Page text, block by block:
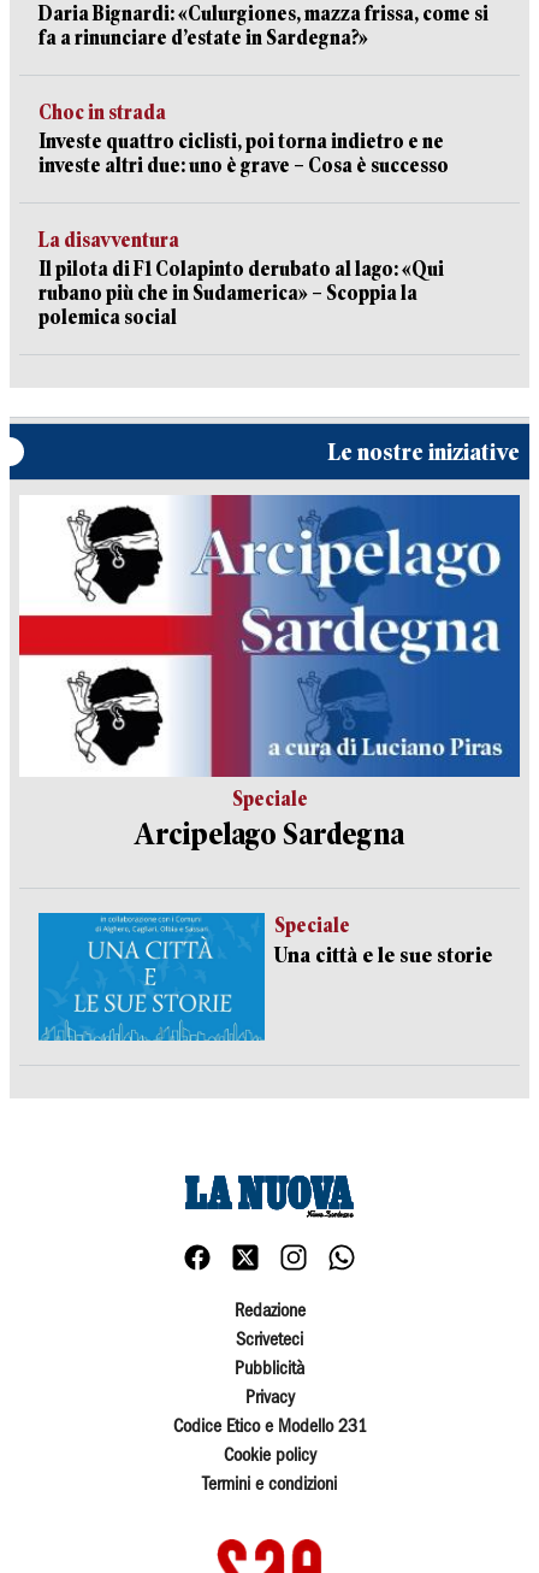
Daria Bignardi: «Culurgiones, mazza frissa, come si
fa a rinunciare d’estate in Sardegna?»
Choc in strada
Investe quattro ciclisti, poi torna indietro e ne
investe altri due: uno è grave – Cosa è successo
La disavventura
Il pilota di F1 Colapinto derubato al lago: «Qui
rubano più che in Sudamerica» – Scoppia la
polemica social
Le nostre iniziative
Speciale
Arcipelago Sardegna
Speciale
Una città e le sue storie
Redazione
Scriveteci
Pubblicità
Privacy
Codice Etico e Modello 231
Cookie policy
Termini e condizioni